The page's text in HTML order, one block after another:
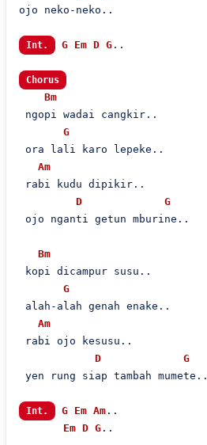
ojo neko-neko..
Int. G Em D G..
Chorus
Bm
ngopi wadai cangkir..
G
ora lali karo lepeke..
Am
rabi kudu dipikir..
D
G
ojo nganti getun mburine..
Bm
kopi dicampur susu..
G
alah-alah genah enake..
Am
rabi ojo kesusu..
D
G
yen rung siap tambah mumete..
Int. G Em Am..
Em D G..